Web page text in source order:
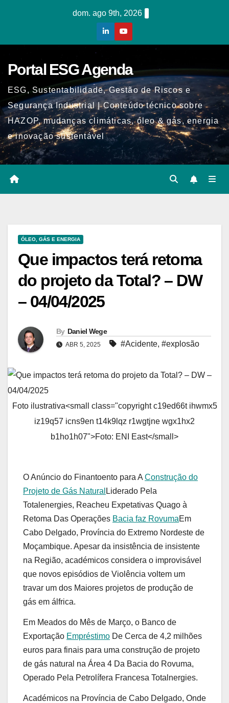
dom. ago 9th, 2026
Portal ESG Agenda
ESG, Sustentabilidade, Gestão de Riscos e
Segurança Industrial | Conteúdo técnico sobre
HAZOP, mudanças climáticas, óleo & gás, energia
e inovação sustentável
ÓLEO, GÁS E ENERGIA
Que impactos terá retoma
do projeto da Total? – DW
– 04/04/2025
By Daniel Wege
ABR 5, 2025 #Acidente, #explosão
Foto ilustrativa<small class="copyright c19ed66t ihwmx5
iz19q57 icns9en t14k9lqz r1wgtjne wgx1hx2
b1ho1h07">Foto: ENI East</small>
O Anúncio do Finantoento para A Construção do
Projeto de Gás Natural Liderado Pela
Totalenergies, Reacheu Expetativas Quago à
Retoma Das Operações Bacia faz RovumaEm
Cabo Delgado, Província do Extremo Nordeste de
Moçambique. Apesar da insistência de insistente
na Região, académicos considera o improvisável
que novos episódios de Violência voltem um
travar um dos Maiores projetos de produção de
gás em álfrica.
Em Meados do Mês de Março, o Banco de
Exportação Empréstimo De Cerca de 4,2 milhões
euros para finais para uma construção de projeto
de gás natural na Área 4 Da Bacia do Rovuma,
Operado Pela Petrolífera Francesa Totalnergies.
Académicos na Província de Cabo Delgado, Onde